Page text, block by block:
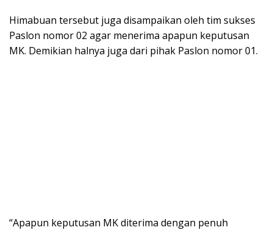
Himabuan tersebut juga disampaikan oleh tim sukses
Paslon nomor 02 agar menerima apapun keputusan
MK. Demikian halnya juga dari pihak Paslon nomor 01.
“Apapun keputusan MK diterima dengan penuh